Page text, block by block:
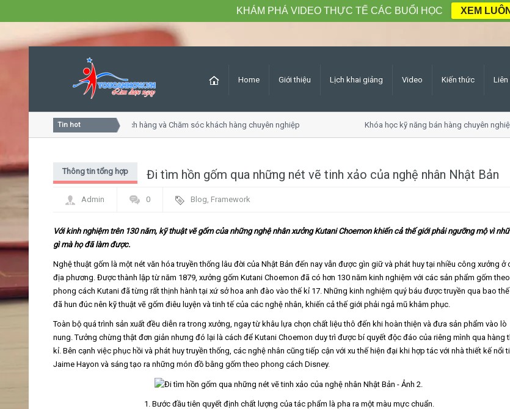
Home Giới thiệu Lịch khai giảng Video Kiến thức Liên
Tin hot
Khóa học Tư duy dịch vụ khách hàng và Chăm sóc khách hàng chuyên nghiệp Khóa học kỹ năng bán hàng chuyên nghiệp
Đi tìm hồn gốm qua những nét vẽ tinh xảo của nghệ nhân Nhật Bản
Thông tin tổng hợp
Admin 0 Blog, Framework
Với kinh nghiệm trên 130 năm, kỹ thuật vẽ gốm của những nghệ nhân xưởng Kutani Choemon khiến cả thế giới phải ngưỡng mộ vì
gì mà họ đã làm được.
Nghệ thuật gốm là một nét văn hóa truyền thống lâu đời của Nhật Bản đến nay vẫn được gìn giữ và phát huy tại nhiều công xưởng ở
địa phương. Được thành lập từ năm 1879, xưởng gốm Kutani Choemon đã có hơn 130 năm kinh nghiệm với các sản phẩm gốm theo
phong cách Kutani đã từng rất thịnh hành tại xứ sở hoa anh đào vào thế kỉ 17. Những kinh nghiệm quý báu được truyền qua bao
đã hun đúc nên kỹ thuật vẽ gốm điêu luyện và tinh tế của các nghệ nhân, khiến cả thế giới phải ngả mũ khâm phục.
Toàn bộ quá trình sản xuất đều diễn ra trong xưởng, ngay từ khâu lựa chọn chất liệu thô đến khi hoàn thiện và đưa sản phẩm vào lò
nung. Tưởng chừng thật đơn giản nhưng đó lại là cách để Kutani Choemon duy trì được bí quyết độc đáo của riêng mình qua hàng
kỉ. Bên cạnh việc phục hồi và phát huy truyền thống, các nghệ nhân cũng tiếp cận với xu thế hiện đại khi hợp tác với nhà thiết kế nổi
Jaime Hayon và sáng tạo ra những món đồ bằng gốm theo phong cách Disney.
1. Bước đầu tiên quyết định chất lượng của tác phẩm là pha ra một màu mực chuẩn.
KHÁM PHÁ VIDEO THỰC TẾ CÁC BUỔI HỌC XEM LUÔN